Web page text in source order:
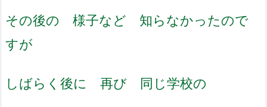
その後の 様子など 知らなかったので
すが
しばらく後に 再び 同じ学校の